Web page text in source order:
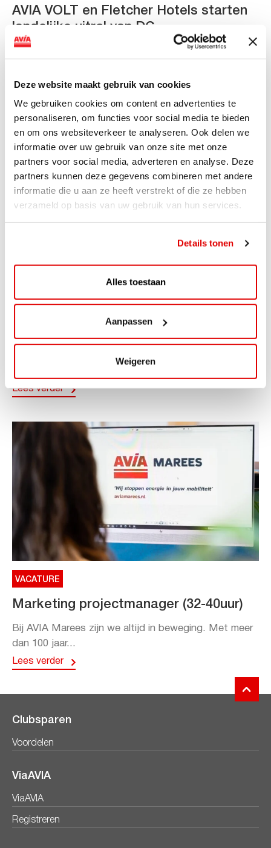
Deze website maakt gebruik van cookies
We gebruiken cookies om content en advertenties te
personaliseren, om functies voor social media te bieden
en om ons websiteverkeer te analyseren. Ook delen we
informatie over uw gebruik van onze site met onze
partners voor social media, adverteren en analyse. Deze
partners kunnen deze gegevens combineren met andere
informatie die u aan ze heeft verstrekt of die ze hebben
verzameld op basis van uw gebruik van hun services.
Details tonen
Alles toestaan
Aanpassen
Weigeren
AVIA VOLT en Fletcher Hotels starten
landelijke uitrol van DC-
snellaadinfrastructuur
van DC-snellaadinfrastructuur AVIA VOLT en...
Lees verder
ViaAVIA Super Deal: 20% korting bij
ViaAVIA Super Deal: €25 korting bij ViaLuxury Hotels
Lees verder
VACATURE
Marketing projectmanager (32-40uur)
Bij AVIA Marees zijn we altijd in beweging. Met meer
dan 100 jaar...
Lees verder
Clubsparen
Voordelen
ViaAVIA
ViaAVIA
Registreren